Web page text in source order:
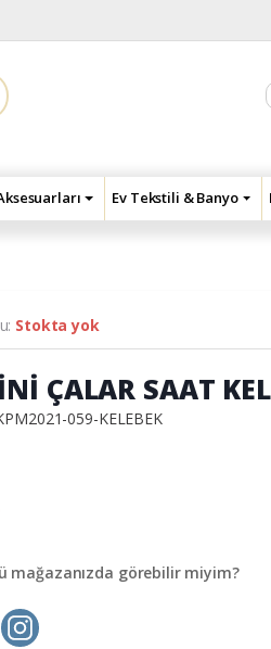
Ev Tekstili & Banyo
Stokta yok
ÇALAR SAAT
059-KELEBEK
mağazanızda görebilir miyim?